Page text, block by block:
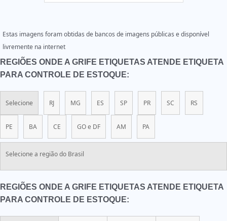
Estas imagens foram obtidas de bancos de imagens públicas e disponível
livremente na internet
REGIÕES ONDE A GRIFE ETIQUETAS ATENDE ETIQUETA
PARA CONTROLE DE ESTOQUE:
Selecione RJ MG ES SP PR SC RS
PE BA CE GO e DF AM PA
Selecione a região do Brasil
REGIÕES ONDE A GRIFE ETIQUETAS ATENDE ETIQUETA
PARA CONTROLE DE ESTOQUE: